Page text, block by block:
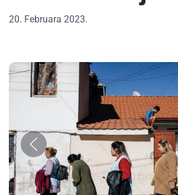
20. Februara 2023.